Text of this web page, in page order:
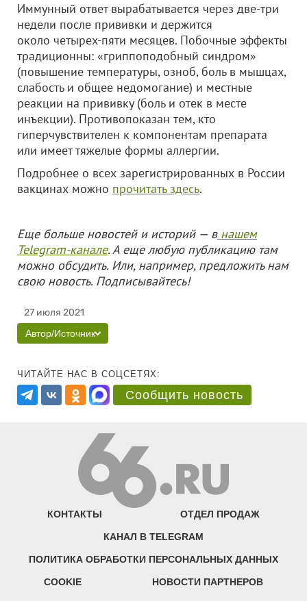
Иммунный ответ вырабатывается через две-три
недели после прививки и держится
около четырех-пяти месяцев. Побочные эффекты
традиционны: «гриппоподобный синдром»
(повышение температуры, озноб, боль в мышцах,
слабость и общее недомогание) и местные
реакции на прививку (боль и отек в месте
инъекции). Противопоказан тем, кто
гиперчувствителен к компонентам препарата
или имеет тяжелые формы аллергии.
Подробнее о всех зарегистрированных в России
вакцинах можно прочитать здесь.
Еще больше новостей и историй — внашем
Telegram-канале. А еще любую публикацию там
можно обсудить. Или, например, предложить нам
свою новость. Подписывайтесь!
27 июля 2021
Автор/Источник
ЧИТАЙТЕ НАС В СОЦСЕТЯХ:
Сообщить новость
КОНТАКТЫ ОТДЕЛ ПРОДАЖ
КАНАЛ В TELEGRAM
ПОЛИТИКА ОБРАБОТКИ ПЕРСОНАЛЬНЫХ ДАННЫХ
COOKIE НОВОСТИ ПАРТНЕРОВ